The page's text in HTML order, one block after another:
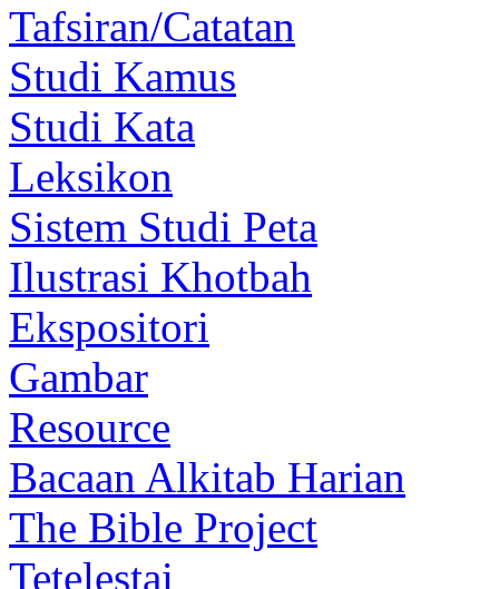
Tafsiran/Catatan
Studi Kamus
Studi Kata
Leksikon
Sistem Studi Peta
Ilustrasi Khotbah
Ekspositori
Gambar
Resource
Bacaan Alkitab Harian
The Bible Project
Tetelestai